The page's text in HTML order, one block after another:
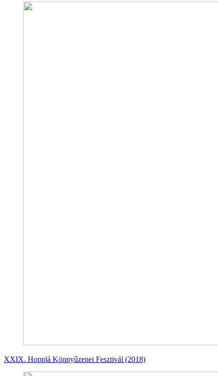
XXIX. Hopplá Könnyűzenei Fesztivál (2018)